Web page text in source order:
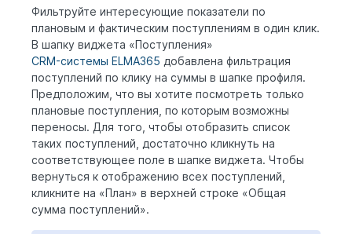
Фильтруйте интересующие показатели по
плановым и фактическим поступлениям в один клик.
В шапку виджета «Поступления»
CRM-системы ELMA365 добавлена фильтрация
поступлений по клику на суммы в шапке профиля.
Предположим, что вы хотите посмотреть только
плановые поступления, по которым возможны
переносы. Для того, чтобы отобразить список
таких поступлений, достаточно кликнуть на
соответствующее поле в шапке виджета. Чтобы
вернуться к отображению всех поступлений,
кликните на «План» в верхней строке «Общая
сумма поступлений».